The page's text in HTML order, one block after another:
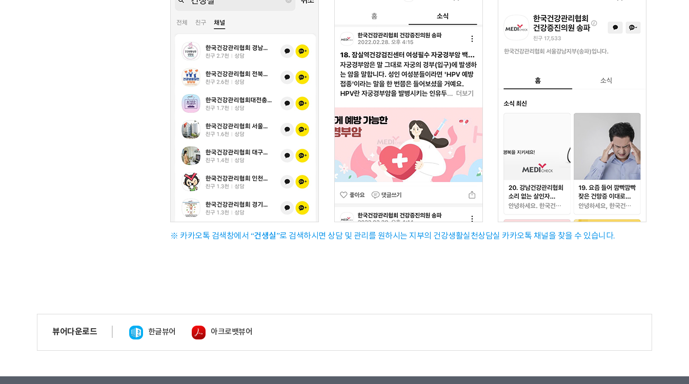
※ 카카오톡 검색창에서 “건생실”로 검색하시면 상담 및 관리를 원하시는 지부의 건강생활실천상담실 카카오톡 채널을 찾을 수 있습니다.
뷰어다운로드 한글뷰어 아크로뱃뷰어